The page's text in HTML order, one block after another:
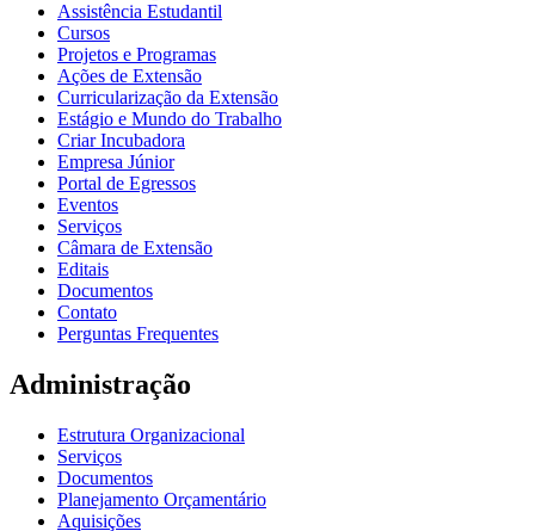
Assistência Estudantil
Cursos
Projetos e Programas
Ações de Extensão
Curricularização da Extensão
Estágio e Mundo do Trabalho
Criar Incubadora
Empresa Júnior
Portal de Egressos
Eventos
Serviços
Câmara de Extensão
Editais
Documentos
Contato
Perguntas Frequentes
Administração
Estrutura Organizacional
Serviços
Documentos
Planejamento Orçamentário
Aquisições